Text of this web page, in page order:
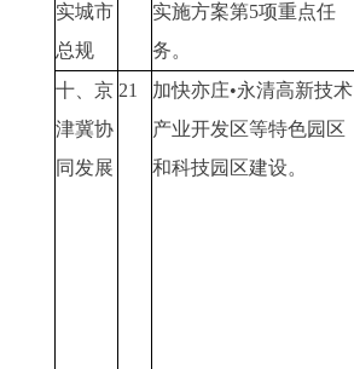
实城市
总规
实施方案第5项重点任
务。
十、京
津冀协
同发展
21
加快亦庄•永清高新技术
产业开发区等特色园区
和科技园区建设。